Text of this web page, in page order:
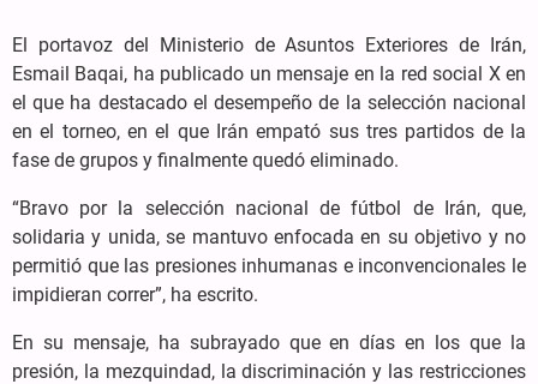
El portavoz del Ministerio de Asuntos Exteriores de Irán,
Esmail Baqai, ha publicado un mensaje en la red social X en
el que ha destacado el desempeño de la selección nacional
en el torneo, en el que Irán empató sus tres partidos de la
fase de grupos y finalmente quedó eliminado.
“Bravo por la selección nacional de fútbol de Irán, que,
solidaria y unida, se mantuvo enfocada en su objetivo y no
permitió que las presiones inhumanas e inconvencionales le
impidieran correr”, ha escrito.
En su mensaje, ha subrayado que en días en los que la
presión, la mezquindad, la discriminación y las restricciones